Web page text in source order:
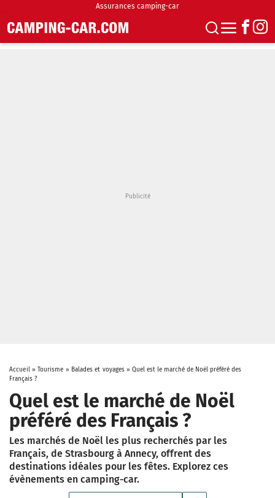
Assurances camping-car
Accueil» Tourisme » Balades et voyages »Quel est le marché de Noël préféré des
Français ?
Quel est le marché de Noël
préféré des Français ?
Les marchés de Noël les plus recherchés par les
Français, de Strasbourg à Annecy, offrent des
destinations idéales pour les fêtes. Explorez ces
évènements en camping-car.